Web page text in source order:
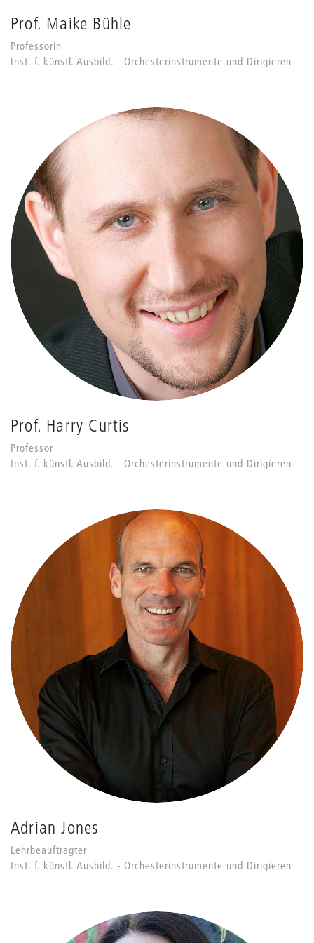
Prof. Maike Bühle
Professorin
Inst. f. künstl. Ausbild. - Orchesterinstrumente und Dirigieren
Prof. Harry Curtis
Professor
Inst. f. künstl. Ausbild. - Orchesterinstrumente und Dirigieren
Adrian Jones
Lehrbeauftragter
Inst. f. künstl. Ausbild. - Orchesterinstrumente und Dirigieren